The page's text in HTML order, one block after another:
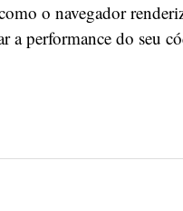
o navegador
a performance do seu